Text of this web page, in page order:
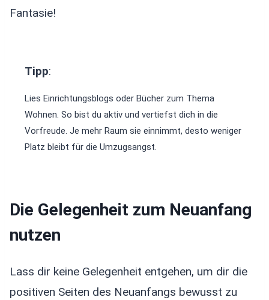
Fantasie!
Tipp:
Lies Einrichtungsblogs oder Bücher zum Thema
Wohnen. So bist du aktiv und vertiefst dich in die
Vorfreude. Je mehr Raum sie einnimmt, desto weniger
Platz bleibt für die Umzugsangst.
Die Gelegenheit zum Neuanfang
nutzen
Lass dir keine Gelegenheit entgehen, um dir die
positiven Seiten des Neuanfangs bewusst zu